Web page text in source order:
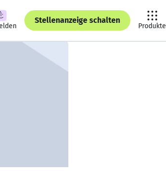
Stellenanzeige schalten
Produkte